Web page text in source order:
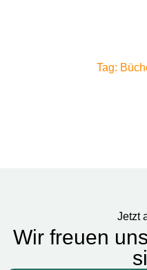
Tag:
Jetzt
Wir freuen